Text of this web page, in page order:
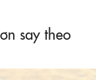
say theo